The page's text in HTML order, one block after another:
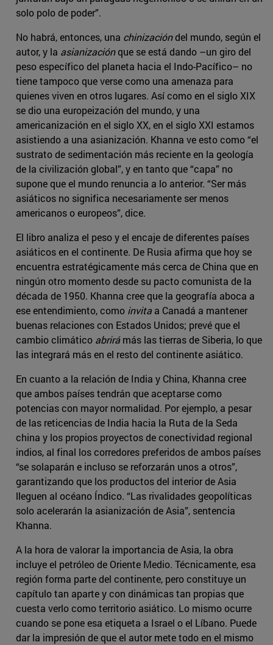
solo polo de poder”.
No habrá, entonces, una chinizacióndel mundo, según el
autor, y la asianizaciónque se está dando –un giro del
peso específico del planeta hacia el Indo-Pacífico– no
tiene tampoco que verse como una amenaza para
quienes viven en otros lugares. Así como en el siglo XIX
se dio una europeización del mundo, y una
americanización en el siglo XX, en el siglo XXI estamos
asistiendo a una asianización. Khanna ve esto como “el
sustrato de sedimentación más reciente en la geología
de la civilización global”, y en tanto que “capa” no
supone que el mundo renuncia a lo anterior. “Ser más
asiáticos no significa necesariamente ser menos
americanos o europeos”, dice.
El libro analiza el peso y el encaje de diferentes países
asiáticos en el continente. De Rusia afirma que hoy se
encuentra estratégicamente más cerca de China que en
ningún otro momento desde su pacto comunista de la
década de 1950. Khanna cree que la geografía aboca a
ese entendimiento, como invitaa Canadá a mantener
buenas relaciones con Estados Unidos; prevé que el
cambio climático abrirámás las tierras de Siberia, lo que
las integrará más en el resto del continente asiático.
En cuanto a la relación de India y China, Khanna cree
que ambos países tendrán que aceptarse como
potencias con mayor normalidad. Por ejemplo, a pesar
de las reticencias de India hacia la Ruta de la Seda
china y los propios proyectos de conectividad regional
indios, al final los corredores preferidos de ambos países
“se solaparán e incluso se reforzarán unos a otros”,
garantizando que los productos del interior de Asia
lleguen al océano Índico. “Las rivalidades geopolíticas
solo acelerarán la asianización de Asia”, sentencia
Khanna.
A la hora de valorar la importancia de Asia, la obra
incluye el petróleo de Oriente Medio. Técnicamente, esa
región forma parte del continente, pero constituye un
capítulo tan aparte y con dinámicas tan propias que
cuesta verlo como territorio asiático. Lo mismo ocurre
cuando se pone esa etiqueta a Israel o el Líbano. Puede
dar la impresión de que el autor mete todo en el mismo